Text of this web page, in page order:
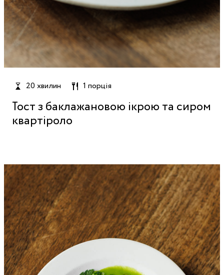
20 хвилин 1 порція
Тост з баклажановою ікрою та сиром
квартіроло